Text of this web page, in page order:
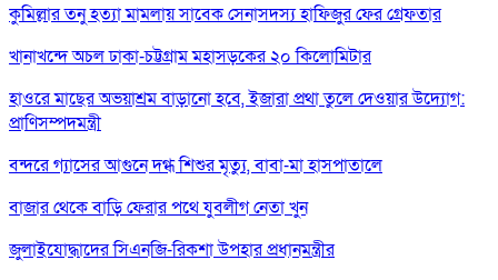
কুমিল্লার তনু হত্যা মামলায় সাবেক সেনাসদস্য হাফিজুর ফের গ্রেফতার
খানাখন্দে অচল ঢাকা-চট্টগ্রাম মহাসড়কের ২০ কিলোমিটার
হাওরে মাছের অভয়াশ্রম বাড়ানো হবে, ইজারা প্রথা তুলে দেওয়ার উদ্যোগ:
প্রাণিসম্পদমন্ত্রী
বন্দরে গ্যাসের আগুনে দগ্ধ শিশুর মৃত্যু, বাবা-মা হাসপাতালে
বাজার থেকে বাড়ি ফেরার পথে যুবলীগ নেতা খুন
জুলাইযোদ্ধাদের সিএনজি-রিকশা উপহার প্রধানমন্ত্রীর